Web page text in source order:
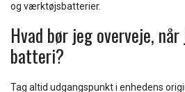
og værktøjsbatterier.
Hvad bør jeg overveje,
batteri?
Tag altid udgangspunkt i enhedens